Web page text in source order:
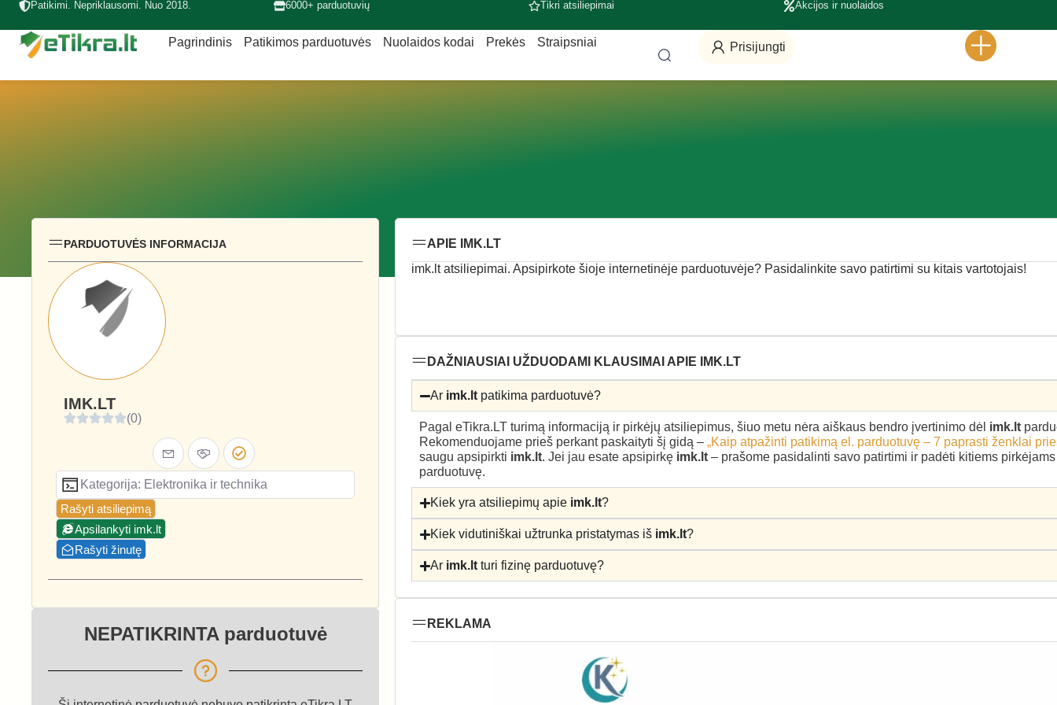
Patikimi. Nepriklausomi. Nuo 2018. 6000+ parduotuvių Tikri atsiliepimai Akcijos ir nuolaidos
Pagrindinis Patikimos parduotuvės Nuolaidos kodai Prekės Straipsniai Prisijungti
PARDUOTUVĖS INFORMACIJA
IMK.LT
(0)
Kategorija: Elektronika ir technika
Rašyti atsiliepimą
Apsilankyti imk.lt
Rašyti žinutę
NEPATIKRINTA parduotuvė
APIE IMK.LT
imk.lt atsiliepimai. Apsipirkote šioje internetinėje parduotuvėje? Pasidalinkite savo patirtimi su kitais vartotojais!
DAŽNIAUSIAI UŽDUODAMI KLAUSIMAI APIE IMK.LT
Ar imk.lt patikima parduotuvė?
Pagal eTikra.LT turimą informaciją ir pirkėjų atsiliepimus, šiuo metu nėra aiškaus bendro įvertinimo dėl imk.lt
Rekomenduojame prieš perkant paskaityti šį gidą – „Kaip atpažinti patikimą el. parduotuvę – 7 paprasti ženklai
saugu apsipirkti imk.lt. Jei jau esate apsipirkę imk.lt – prašome pasidalinti savo patirtimi ir padėti kitiems
parduotuvę.
Kiek yra atsiliepimų apie imk.lt?
Kiek vidutiniškai užtrunka pristatymas iš imk.lt?
Ar imk.lt turi fizinę parduotuvę?
REKLAMA